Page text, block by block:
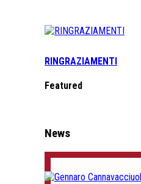
RINGRAZIAMENTI
Featured
News